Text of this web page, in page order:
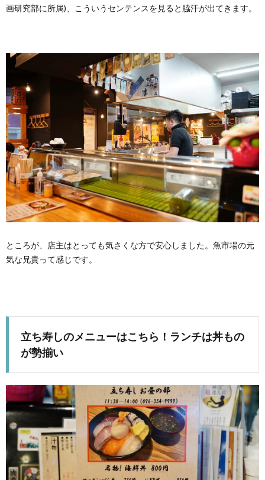
画研究部に所属)、こういうセンテンスを見ると脇汗が出てきます。
ところが、店主はとっても気さくな方で安心しました。魚市場の元
気な兄貴って感じです。
立ち寿しのメニューはこちら！ランチは丼もの
が勢揃い